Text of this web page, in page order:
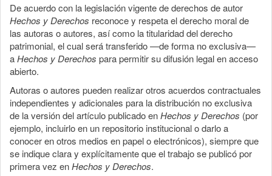
De acuerdo con la legislación vigente de derechos de autor
Hechos y Derechos reconoce y respeta el derecho moral de
las autoras o autores, así como la titularidad del derecho
patrimonial, el cual será transferido —de forma no exclusiva—
aHechos y Derechos para permitir su difusión legal en acceso
abierto.
Autoras o autores pueden realizar otros acuerdos contractuales
independientes y adicionales para la distribución no exclusiva
de la versión del artículo publicado enHechos y Derechos (por
ejemplo, incluirlo en un repositorio institucional o darlo a
conocer en otros medios en papel o electrónicos), siempre que
se indique clara y explícitamente que el trabajo se publicó por
primera vez enHechos y Derechos.